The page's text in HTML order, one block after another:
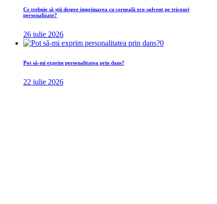
Ce trebuie să știi despre imprimarea cu cerneală eco-solvent pe tricouri
personalizate?
26 iulie 2026
0
Pot să-mi exprim personalitatea prin dans?
22 iulie 2026